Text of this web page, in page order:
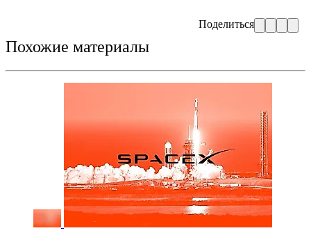
Поделиться
Похожие материалы